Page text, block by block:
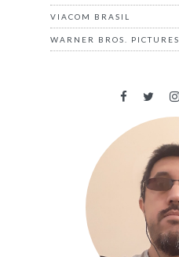
VIACOM BRASIL
WARNER BROS. PICTURES